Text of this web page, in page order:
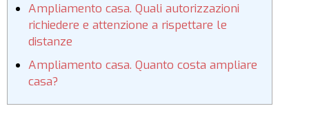
Ampliamento casa. Quali autorizzazioni
richiedere e attenzione a rispettare le
distanze
Ampliamento casa. Quanto costa ampliare
casa?